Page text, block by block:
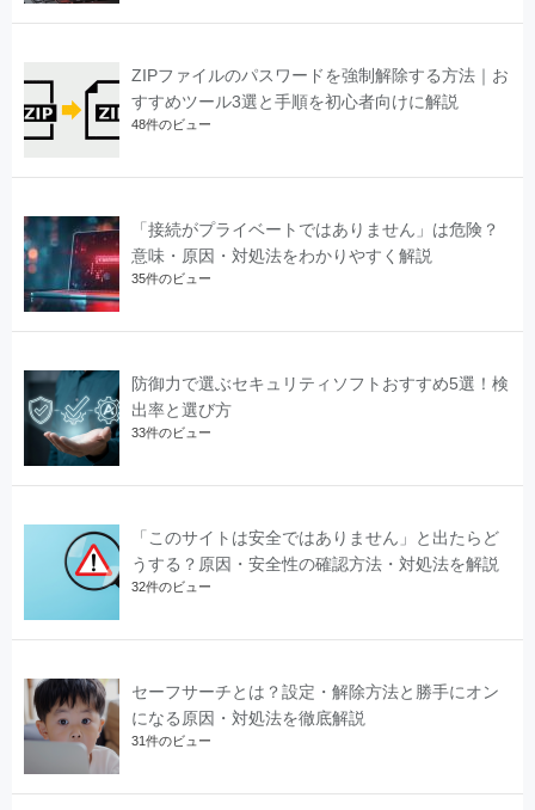
ZIPファイルのパスワードを強制解除する方法｜お
すすめツール3選と手順を初心者向けに解説
48件のビュー
「接続がプライベートではありません」は危険？
意味・原因・対処法をわかりやすく解説
35件のビュー
防御力で選ぶセキュリティソフトおすすめ5選！検
出率と選び方
33件のビュー
「このサイトは安全ではありません」と出たらど
うする？原因・安全性の確認方法・対処法を解説
32件のビュー
セーフサーチとは？設定・解除方法と勝手にオン
になる原因・対処法を徹底解説
31件のビュー